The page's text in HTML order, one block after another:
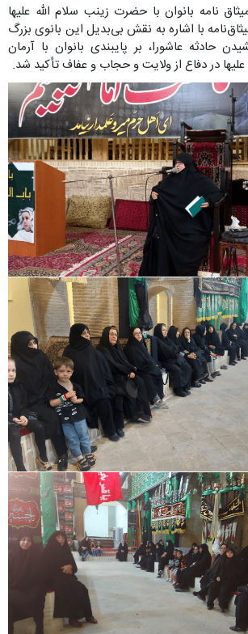
نامه بانوان با حضرت زینب سلام الله علیها
با اشاره به نقش بی‌بدیل این بانوی بزرگ
حادثه عاشورا، بر پایبندی بانوان با آرمان
در دفاع از ولایت و حجاب و عفاف تأکید شد.